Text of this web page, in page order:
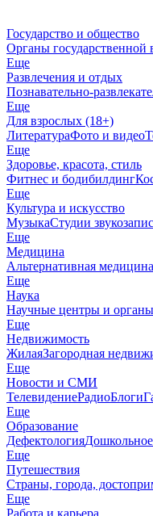
Государство и общество
Органы государственной
Еще
Развлечения и отдых
Познавательно-
Еще
Для взрослых (18+)
ЛитератураФото и видео
Еще
Здоровье, красота, стиль
Фитнес и бодибилдинг
Еще
Культура и искусство
МузыкаСтудии
Еще
Медицина
Альтернативная медицина
Еще
Наука
Научные центры и
Еще
Недвижимость
ЖилаяЗагородная
Еще
Новости и СМИ
ТелевидениеРадиоБлоги
Еще
Образование
Дефектология
Еще
Путешествия
Страны, города,
Еще